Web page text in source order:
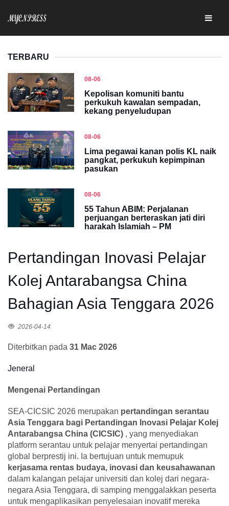
TERBARU
08-06
Kepolisan komuniti bantu
perkukuh kawalan sempadan,
kekang penyeludupan
08-06
Lima pegawai kanan polis KL naik
pangkat, perkukuh kepimpinan
pasukan
08-06
55 Tahun ABIM: Perjalanan
perjuangan berteraskan jati diri
harakah Islamiah – PM
Pertandingan Inovasi Pelajar
Kolej Antarabangsa China
Bahagian Asia Tenggara 2026
2026-04-14
Diterbitkan pada 31 Mac 2026
Jeneral
Mengenai Pertandingan
SEA-CICSIC 2026 merupakan pertandingan serantau
Asia Tenggara bagi Pertandingan Inovasi Pelajar Kolej
Antarabangsa China (CICSIC) , yang menyediakan
platform serantau untuk pelajar menyertai pertandingan
global berprestij ini. Ia bertujuan untuk memupuk
kerjasama rentas budaya, inovasi dan keusahawanan
dalam kalangan pelajar universiti dan kolej dari negara-
negara Asia Tenggara, di samping menggalakkan peserta
untuk mengaplikasikan penyelesaian inovatif mereka